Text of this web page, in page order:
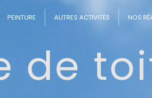
PEINTURE AUTRES ACTIVITÉS NOS
de